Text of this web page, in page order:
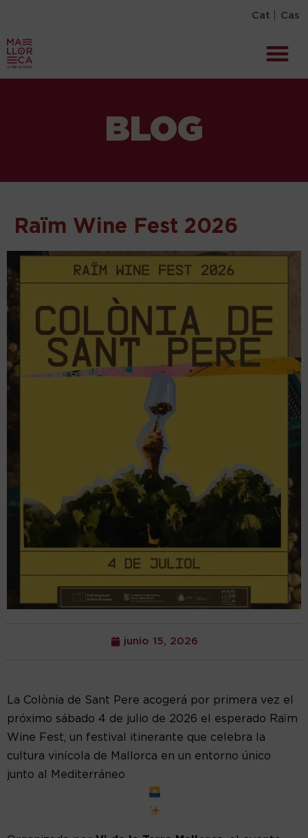
Cat Cas
BLOG
Raïm Wine Fest 2026
junio 15, 2026
La Colònia de Sant Pere acogerá por primera vez el
próximo sábado 4 de julio de 2026 el esperado Raïm
Wine Fest, un festival itinerante que celebra la
cultura vinícola de Mallorca en un entorno único
junto al Mediterráneo